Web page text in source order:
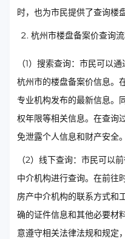
时，也为市民提供了查询楼
杭州市楼盘备案价查询
（1）搜索查询：市民可以
杭州市的楼盘备案价信息。
专业机构发布的最新信息。
权年限等相关信息。在查询
免泄露个人信息和财产安全。
（2）线下查询：市民可以
中介机构进行查询。在前往
房产中介机构的联系方式和
确的证件信息和其他必要材
意遵守相关法律法规和规定